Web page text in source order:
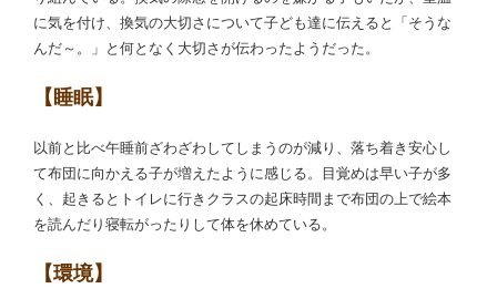
に気を付け、換気の大切さについて子ども達に伝えると「そうな
んだ～。」と何となく大切さが伝わったようだった。
【睡眠】
以前と比べ午睡前ざわざわしてしまうのが減り、落ち着き安心し
て布団に向かえる子が増えたように感じる。目覚めは早い子が多
く、起きるとトイレに行きクラスの起床時間まで布団の上で絵本
を読んだり寝転がったりして体を休めている。
【環境】